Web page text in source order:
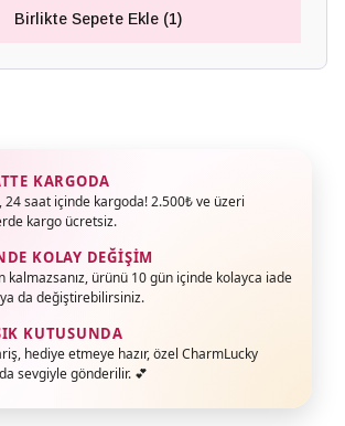
Birlikte Sepete Ekle (1)
KARGODA
24 saat içinde kargoda! 2.500₺ ve üzeri
kargo ücretsiz.
KOLAY DEĞIŞIM
kalmazsanız, ürünü 10 gün içinde kolayca iade
da değiştirebilirsiniz.
KUTUSUNDA
hediye etmeye hazır, özel CharmLucky
sevgiyle gönderilir. 💕